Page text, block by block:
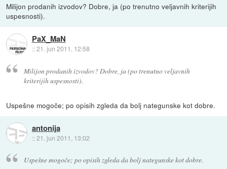
Milijon prodanih izvodov? Dobre, ja (po trenutno veljavnih kriterijih
uspesnosti).
PaX_MaN
::21. jun 2011, 12:58
Milijon prodanih izvodov? Dobre, ja (po trenutno veljavnih
kriterijih uspesnosti).
Uspešne mogoče; po opisih zgleda da bolj nategunske kot dobre.
antonija
::21. jun 2011, 13:02
Uspešne mogoče; po opisih zgleda da bolj nategunske kot dobre.